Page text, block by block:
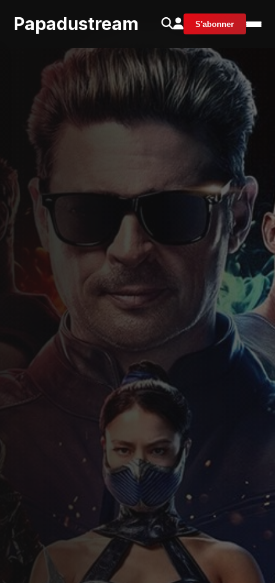
Papadustream S'abonner